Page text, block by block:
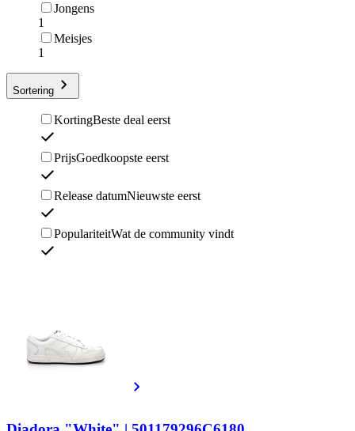
Jongens
1
Meisjes
1
Sortering
KortingBeste deal eerst
PrijsGoedkoopste eerst
Release datumNieuwste eerst
PopulariteitWat de community vindt